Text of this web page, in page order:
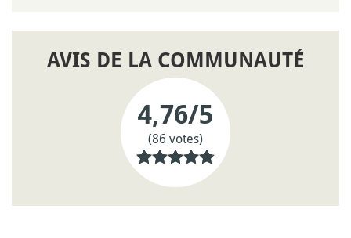
AVIS DE LA COMMUNAUTÉ
4,76/5
(86 votes)